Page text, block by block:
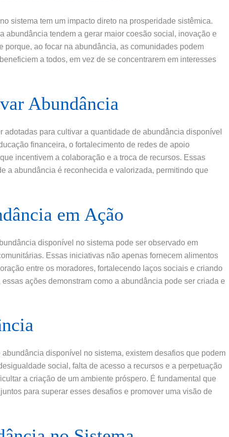
sistema tem um impacto direto na prosperidade sistêmica.
abundância tendem a gerar maior coesão social, inovação e
porque, ao focar na abundância, as comunidades podem
a todos, em vez de se concentrarem em interesses
Abundância
adotadas para cultivar a quantidade de abundância disponível
financeira, o fortalecimento de redes de apoio
incentivem a colaboração e a troca de recursos. Essas
a abundância é reconhecida e valorizada, permitindo que
em Ação
disponível no sistema pode ser observado em
Essas iniciativas não apenas fornecem alimentos
entre os moradores, fortalecendo laços sociais e criando
ações demonstram como a abundância pode ser criada e
disponível no sistema, existem desafios que podem
social, falta de acesso a recursos e a perpetuação
a criação de um ambiente próspero. É fundamental que
para superar esses desafios e promover uma visão de